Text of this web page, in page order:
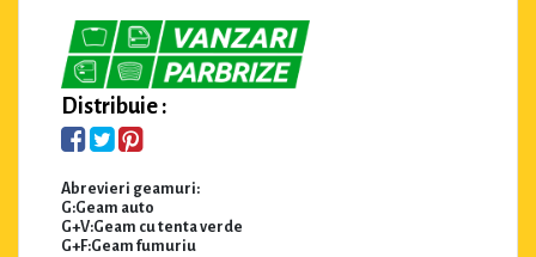
Distribuie :
Abrevieri geamuri:
G:Geam auto
G+V:Geam cu tenta verde
G+F:Geam fumuriu